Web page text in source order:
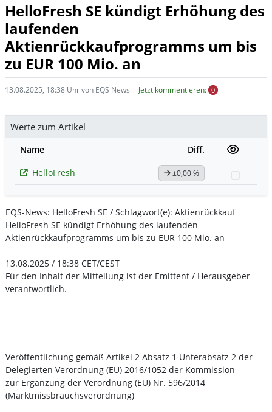
HelloFresh SE kündigt Erhöhung des
laufenden
Aktienrückkaufprogramms um bis
zu EUR 100 Mio. an
13.08.2025, 18:38 Uhr von EQS News Jetzt kommentieren: 0
Werte zum Artikel
Name
Diff.
HelloFresh
±0,00 %
EQS-News: HelloFresh SE / Schlagwort(e): Aktienrückkauf
HelloFresh SE kündigt Erhöhung des laufenden
Aktienrückkaufprogramms um bis zu EUR 100 Mio. an
13.08.2025 / 18:38 CET/CEST
Für den Inhalt der Mitteilung ist der Emittent / Herausgeber
verantwortlich.
Veröffentlichung gemäß Artikel 2 Absatz 1 Unterabsatz 2 der
Delegierten Verordnung (EU) 2016/1052 der Kommission
zur Ergänzung der Verordnung (EU) Nr. 596/2014
(Marktmissbrauchsverordnung)